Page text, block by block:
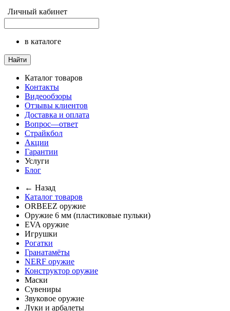
Личный кабинет
в каталоге
Найти
Каталог товаров
Контакты
Видеообзоры
Отзывы клиентов
Доставка и оплата
Вопрос—ответ
Страйкбол
Акции
Гарантии
Услуги
Блог
← Назад
Каталог товаров
ORBEEZ оружие
Оружие 6 мм (пластиковые пульки)
EVA оружие
Игрушки
Рогатки
Гранатамёты
NERF оружие
Конструктор оружие
Маски
Сувениры
Звуковое оружие
Луки и арбалеты